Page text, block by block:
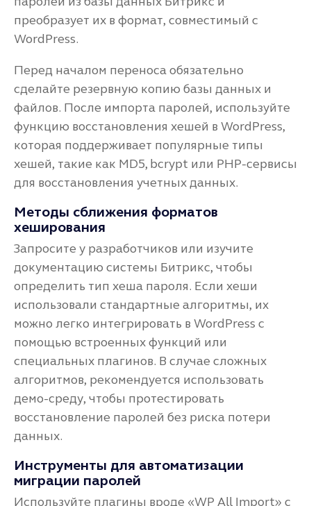
преобразует их в формат, совместимый с
WordPress.
Перед началом переноса обязательно
сделайте резервную копию базы данных и
файлов. После импорта паролей, используйте
функцию восстановления хешей в WordPress,
которая поддерживает популярные типы
хешей, такие как MD5, bcrypt или PHP-сервисы
для восстановления учетных данных.
Методы сближения форматов
хеширования
Запросите у разработчиков или изучите
документацию системы Битрикс, чтобы
определить тип хеша пароля. Если хеши
использовали стандартные алгоритмы, их
можно легко интегрировать в WordPress с
помощью встроенных функций или
специальных плагинов. В случае сложных
алгоритмов, рекомендуется использовать
демо-среду, чтобы протестировать
восстановление паролей без риска потери
данных.
Инструменты для автоматизации
миграции паролей
Используйте плагины вроде «WP All Import» с